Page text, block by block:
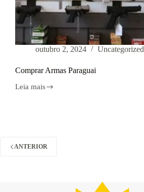
outubro 2, 2024 Uncategorized
Comprar Armas Paraguai
Leia mais
Comprar
ANTERIOR